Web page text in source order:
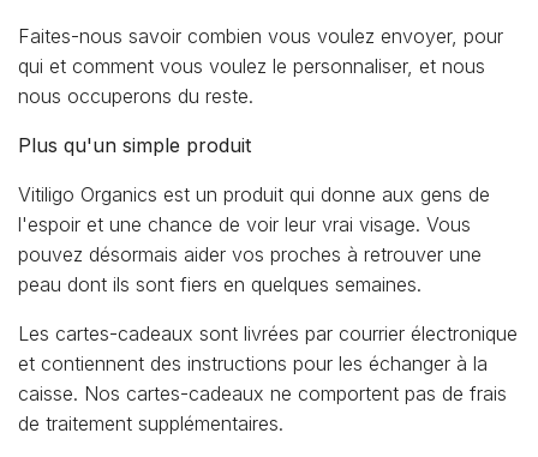
Faites-nous savoir combien vous voulez envoyer, pour
qui et comment vous voulez le personnaliser, et nous
nous occuperons du reste.
Plus qu'un simple produit
Vitiligo Organics est un produit qui donne aux gens de
l'espoir et une chance de voir leur vrai visage. Vous
pouvez désormais aider vos proches à retrouver une
peau dont ils sont fiers en quelques semaines.
Les cartes-cadeaux sont livrées par courrier électronique
et contiennent des instructions pour les échanger à la
caisse. Nos cartes-cadeaux ne comportent pas de frais
de traitement supplémentaires.